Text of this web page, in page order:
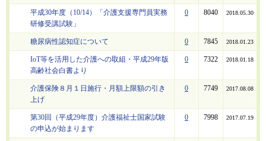
平成30年度（10/14）「介護支援専門員実務
研修受講試験」
0 8040 2018.05.30
糖尿病性認知症について 0 7845 2018.01.23
IoT等を活用した介護への取組・平成29年版
高齢社会白書より
0 7322 2018.01.18
介護保険８月１日施行・月額上限額の引き
上げ
0 7749 2017.08.08
第30回（平成29年度）介護福祉士国家試験
の申込が始まります
0 7998 2017.07.19